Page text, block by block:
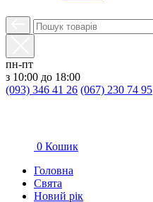
пн-пт
з 10:00 до 18:00
(093) 346 41 26 (067) 230 74 95
0 Кошик
Головна
Свята
Новий рік